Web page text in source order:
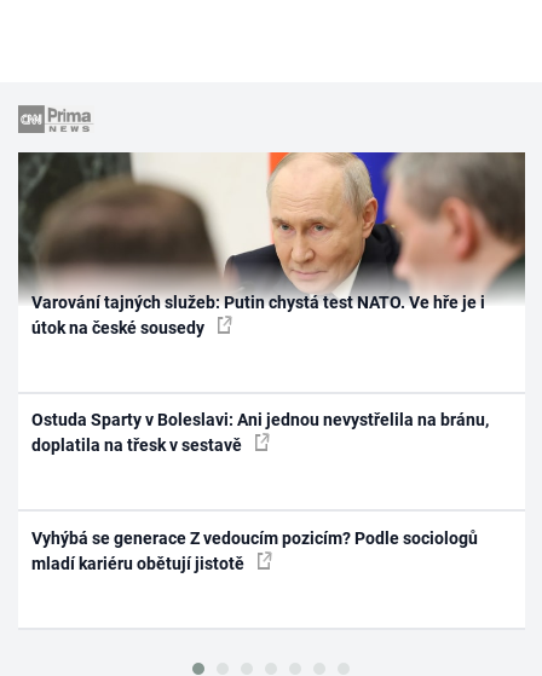
Varování tajných služeb: Putin chystá test NATO. Ve hře je i
útok na české sousedy
Ostuda Sparty v Boleslavi: Ani jednou nevystřelila na bránu,
doplatila na třesk v sestavě
Vyhýbá se generace Z vedoucím pozicím? Podle sociologů
mladí kariéru obětují jistotě